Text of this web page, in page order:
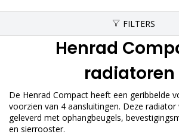
FILTERS
Henrad
radiatoren
De Henrad Compact heeft een geribbelde
voorzien van 4 aansluitingen. Deze
geleverd met ophangbeugels,
en sierrooster.